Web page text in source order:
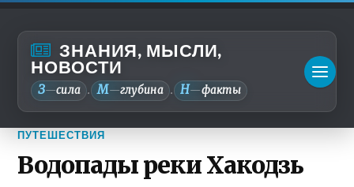
ЗНАНИЯ, МЫСЛИ,
НОВОСТИ
З—сила . М—глубина . Н—факты
ПУТЕШЕСТВИЯ
Водопады реки Хакодзь